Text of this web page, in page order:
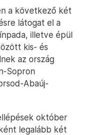
a következő két
látogat el a
illetve épül
kis- és
az ország
Sopron
Abaúj-
október
legalább két